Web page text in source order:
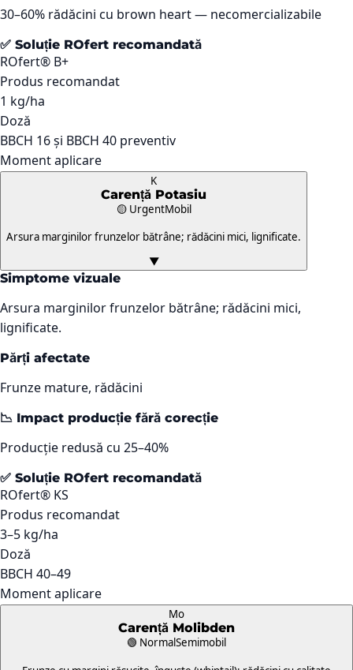
30–60% rădăcini cu brown heart — necomercializabile
✅ Soluție ROfert recomandată
ROfert® B+
Produs recomandat
1 kg/ha
Doză
BBCH 16 și BBCH 40 preventiv
Moment aplicare
K
Carență Potasiu
🟡 UrgentMobil
Arsura marginilor frunzelor bătrâne; rădăcini mici, lignificate.
▼
Simptome vizuale
Arsura marginilor frunzelor bătrâne; rădăcini mici,
lignificate.
Părți afectate
Frunze mature, rădăcini
📉 Impact producție fără corecție
Producție redusă cu 25–40%
✅ Soluție ROfert recomandată
ROfert® KS
Produs recomandat
3–5 kg/ha
Doză
BBCH 40–49
Moment aplicare
Mo
Carență Molibden
🟢 NormalSemimobil